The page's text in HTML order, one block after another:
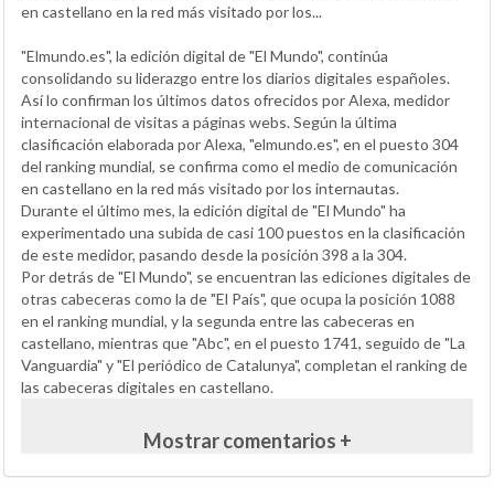
en castellano en la red más visitado por los...
"Elmundo.es", la edición digital de "El Mundo", continúa
consolidando su liderazgo entre los diarios digitales españoles.
Así lo confirman los últimos datos ofrecidos por Alexa, medidor
internacional de visitas a páginas webs. Según la última
clasificación elaborada por Alexa, "elmundo.es", en el puesto 304
del ranking mundial, se confirma como el medio de comunicación
en castellano en la red más visitado por los internautas.
Durante el último mes, la edición digital de "El Mundo" ha
experimentado una subida de casi 100 puestos en la clasificación
de este medidor, pasando desde la posición 398 a la 304.
Por detrás de "El Mundo", se encuentran las ediciones digitales de
otras cabeceras como la de "El País", que ocupa la posición 1088
en el ranking mundial, y la segunda entre las cabeceras en
castellano, mientras que "Abc", en el puesto 1741, seguido de "La
Vanguardia" y "El periódico de Catalunya", completan el ranking de
las cabeceras digitales en castellano.
Mostrar comentarios +